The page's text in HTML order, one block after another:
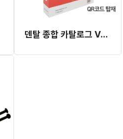
덴탈 종합 카탈로그 Vol.5